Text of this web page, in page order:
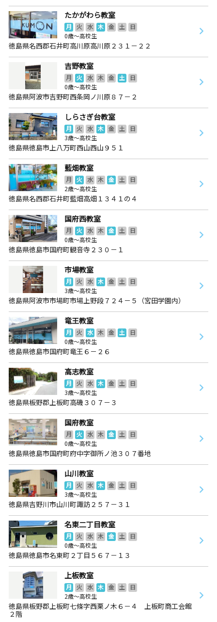
たかがわら教室
月 火 水 木 金 土
日
0歳～高校生
徳島県名西郡石井町高川原高川原２３１－２２
吉野教室
月 火 水 木 金 土
日
0歳～高校生
徳島県阿波市吉野町西条岡ノ川原８７－２
しらさぎ台教室
月 火 水 木 金 土
日
3歳～高校生
徳島県徳島市上八万町西山西山９５１
藍畑教室
月 火 水 木 金 土
日
2歳～高校生
徳島県名西郡石井町藍畑高畑１３４１の４
国府西教室
月 火 水 木 金 土
日
0歳～高校生
徳島県徳島市国府町観音寺２３０－１
市場教室
月 火 水 木 金 土
日
3歳～高校生
徳島県阿波市市場町市場上野段７２４－５（宮田学園内）
竜王教室
月 火 水 木 金 土
日
0歳～高校生
徳島県徳島市国府町竜王６－２６
高志教室
月 火 水 木 金 土
日
3歳～高校生
徳島県板野郡上板町高磯３０７－３
国府教室
月 火 水 木 金 土
日
0歳～高校生
徳島県徳島市国府町府中字御所ノ池３０７番地
山川教室
月 火 水 木 金 土
日
3歳～高校生
徳島県吉野川市山川町諏訪２５７－３１
名東二丁目教室
月 火 水 木 金 土
日
0歳～高校生
徳島県徳島市名東町２丁目５６７－１３
上板教室
月 火 水 木 金 土
日
2歳～高校生
徳島県板野郡上板町七條字西栗ノ木６－４ 上板町商工会館
２階